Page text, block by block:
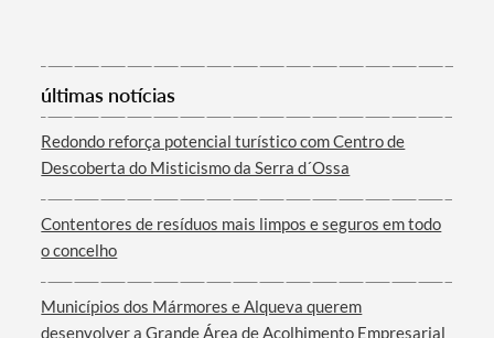
Categorias gerais
Filtros
últimas notícias
Redondo reforça potencial turístico com Centro de
Descoberta do Misticismo da Serra d´Ossa
Contentores de resíduos mais limpos e seguros em todo
o concelho
Municípios dos Mármores e Alqueva querem
desenvolver a Grande Área de Acolhimento Empresarial